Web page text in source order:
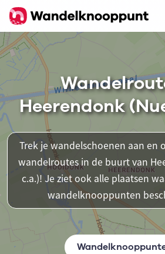
Heerendonk
Trek je wandelschoenen aan en
wandelroutes in de buurt van
c.a.)! Je ziet ook alle plaatsen
wandelknooppunten